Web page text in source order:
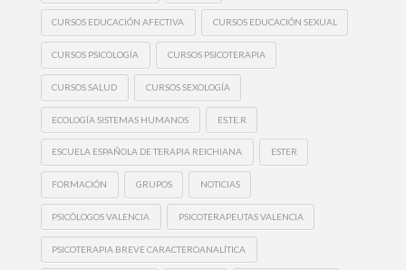
CURSOS EDUCACIÓN AFECTIVA CURSOS EDUCACIÓN SEXUAL
CURSOS PSICOLOGÍA CURSOS PSICOTERAPIA
CURSOS SALUD CURSOS SEXOLOGÍA
ECOLOGÍA SISTEMAS HUMANOS ES.TE.R
ESCUELA ESPAÑOLA DE TERAPIA REICHIANA ESTER
FORMACIÓN GRUPOS NOTICIAS
PSICÓLOGOS VALENCIA PSICOTERAPEUTAS VALENCIA
PSICOTERAPIA BREVE CARACTEROANALÍTICA